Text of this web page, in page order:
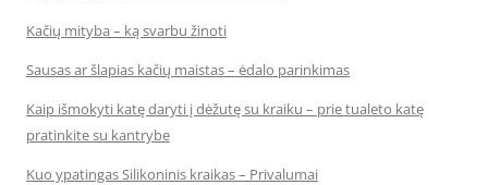
Kačių mityba – ką svarbu žinoti
Sausas ar šlapias kačių maistas – ėdalo parinkimas
Kaip išmokyti katę daryti į dėžutę su kraiku – prie tualeto katę
pratinkite su kantrybe
Kuo ypatingas Silikoninis kraikas – Privalumai